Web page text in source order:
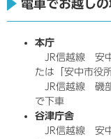
電車でお越し
本庁
JR信越線 安
たは「安中市役
JR信越線 磯部
で下車
谷津庁舎
JR信越線 安